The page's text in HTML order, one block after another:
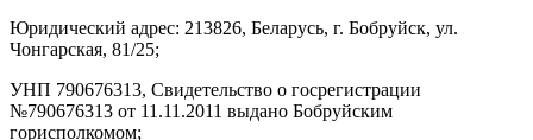
Юридический адрес: 213826, Беларусь, г. Бобруйск, ул.
Чонгарская, 81/25;
УНП 790676313, Свидетельство о госрегистрации
№790676313 от 11.11.2011 выдано Бобруйским
горисполкомом;